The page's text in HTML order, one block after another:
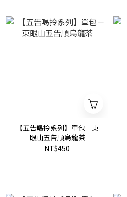
【五告喝拎系列】單包－東
眼山五告順烏龍茶
NT$450